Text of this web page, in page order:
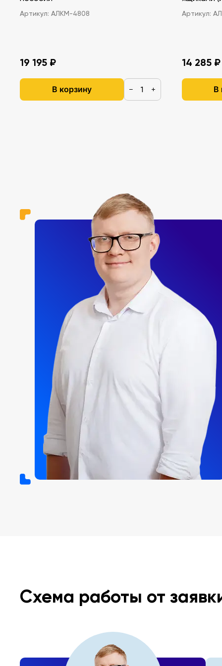
Артикул: АЛКМ-4808
19 195 ₽
В корзину − +
Артикул:
14 285 ₽
В
Схема работы от